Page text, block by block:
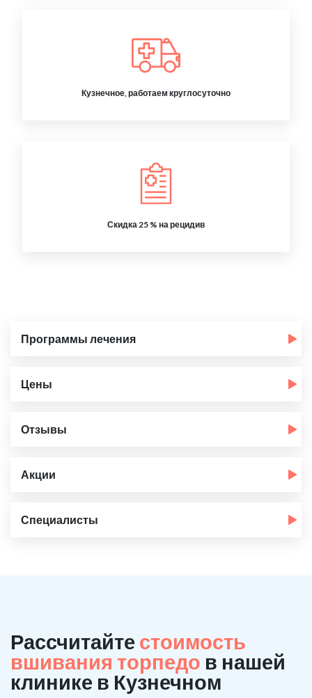
Кузнечное, работаем круглосуточно
Скидка 25 % на рецидив
Программы лечения
Цены
Отзывы
Акции
Специалисты
Рассчитайте стоимость
вшивания торпедо в нашей
клинике в Кузнечном